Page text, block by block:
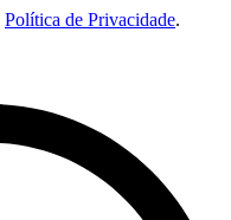
Política de Privacidade.